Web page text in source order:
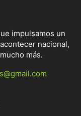
impulsamos un
nacional,
más.